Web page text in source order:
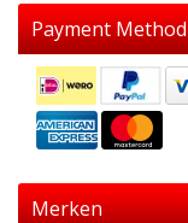
Payment Method
Merken